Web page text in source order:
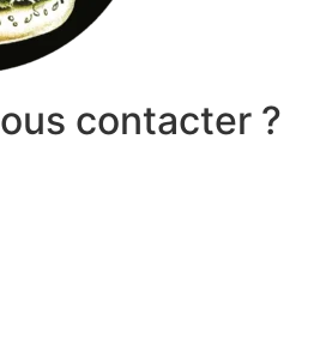
contacter ?